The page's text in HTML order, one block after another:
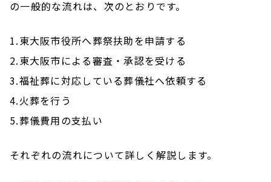
の一般的な流れは、次のとおりです。
1.東大阪市役所へ葬祭扶助を申請する
2.東大阪市による審査・承認を受ける
3.福祉葬に対応している葬儀社へ依頼する
4.火葬を行う
5.葬儀費用の支払い
それぞれの流れについて詳しく解説します。